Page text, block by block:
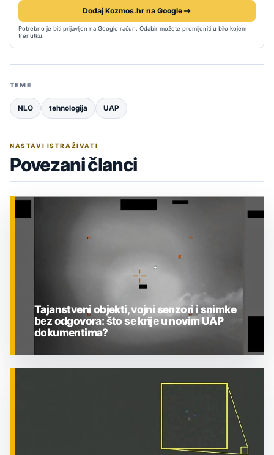
Dodaj Kozmos.hr na Google
Potrebno je biti prijavljen na Google račun. Odabir možete promijeniti u bilo kojem
trenutku.
TEME
NLO tehnologija UAP
NASTAVI ISTRAŽIVATI
Povezani članci
Tajanstveni objekti, vojni senzori i snimke
bez odgovora: što se krije u novim UAP
dokumentima?